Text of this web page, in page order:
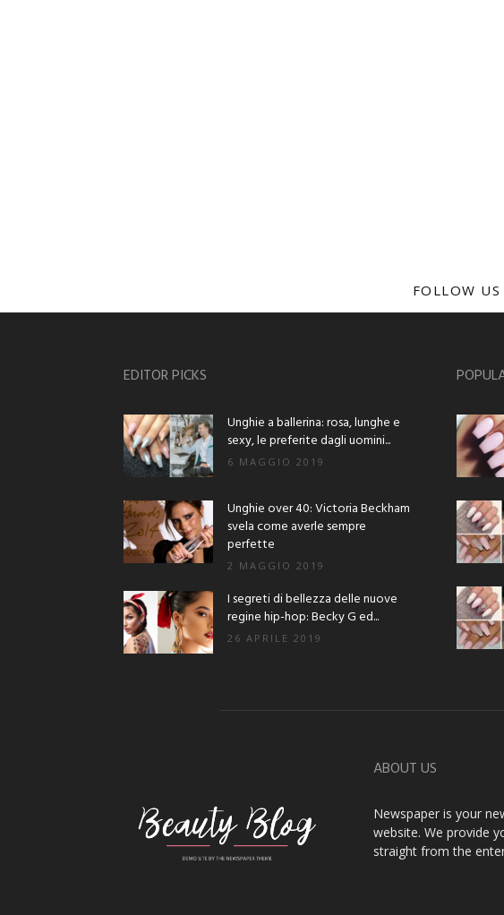
FOLLOW
EDITOR PICKS
Unghie a ballerina: rosa, lunghe e
sexy, le preferite dagli uomini...
6 MAGGIO 2019
Unghie over 40: Victoria Beckham
svela come averle sempre
perfette
2 MAGGIO 2019
I segreti di bellezza delle nuove
regine hip-hop: Becky G ed...
26 APRILE 2019
ABOUT US
Newspaper is your
website. We provide
straight from the